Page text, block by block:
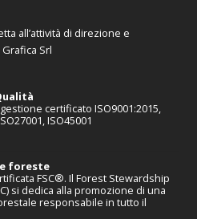
all’attività di direzione e
Srl
certificato ISO9001:2015,
ISO45001
foreste
FSC®. Il Forest Stewardship
si dedica alla promozione di una
responsabile in tutto il